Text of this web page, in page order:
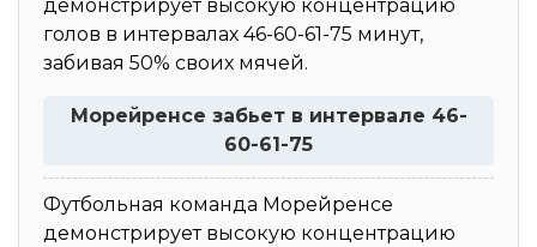
демонстрирует высокую концентрацию
голов в интервалах 46-60-61-75 минут,
забивая 50% своих мячей.
Морейренсе забьет в интервале 46-
60-61-75
Футбольная команда Морейренсе
демонстрирует высокую концентрацию